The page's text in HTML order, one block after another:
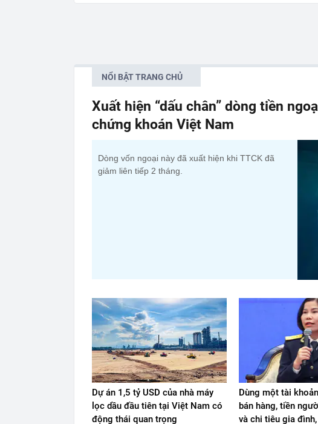
NỔI BẬT TRANG CHỦ
Xuất hiện “dấu chân” dòng tiền
chứng khoán Việt Nam
Dòng vốn ngoại này đã xuất hiện khi TTCK đã
giảm liên tiếp 2 tháng.
Dự án 1,5 tỷ USD của nhà máy
lọc dầu đầu tiên tại Việt Nam có
động thái quan trọng
Dùng một tài
bán hàng, tiền
và chi tiêu gia